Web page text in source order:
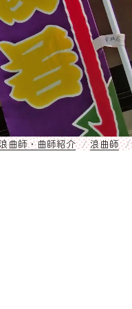
曲師・曲師紹介 浪曲師